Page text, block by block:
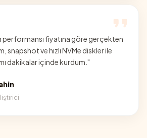
performansı fiyatına göre gerçekten
snapshot ve hızlı NVMe diskler ile
dakikalar içinde kurdum. "